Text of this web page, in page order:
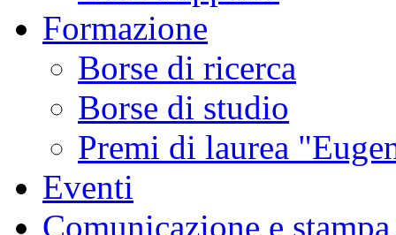
Formazione
Borse di ricerca
Borse di studio
Premi di laurea
Eventi
Comunicazione e stampa